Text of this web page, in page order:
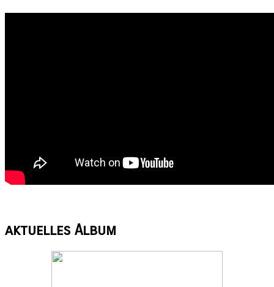
aktuelles Album